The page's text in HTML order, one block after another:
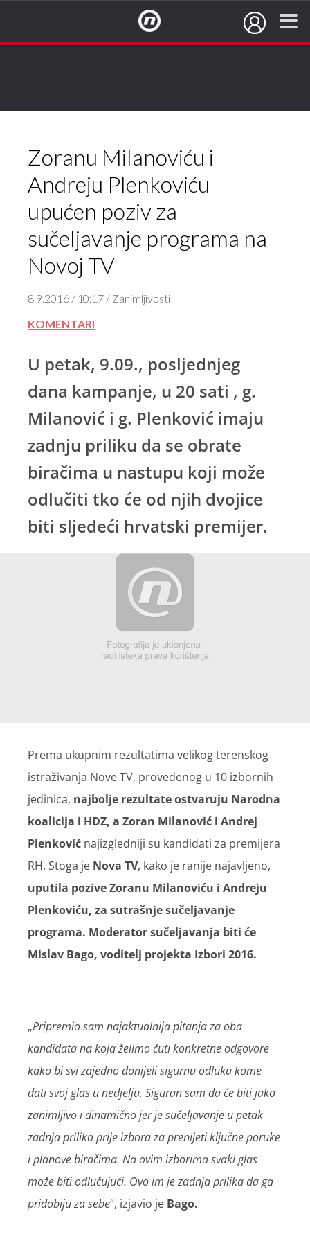
Zoranu Milanoviću i
Andreju Plenkoviću
upućen poziv za
sučeljavanje programa na
Novoj TV
8.9.2016 / 10:17 / Zanimljivosti
KOMENTARI
U petak, 9.09., posljednjeg
dana kampanje, u 20 sati , g.
Milanović i g. Plenković imaju
zadnju priliku da se obrate
biračima u nastupu koji može
odlučiti tko će od njih dvojice
biti sljedeći hrvatski premijer.
Prema ukupnim rezultatima velikog terenskog
istraživanja Nove TV, provedenog u 10 izbornih
jedinica, najbolje rezultate ostvaruju Narodna
koalicija i HDZ, a Zoran Milanović i Andrej
Plenković najizgledniji su kandidati za premijera
RH. Stoga je Nova TV, kako je ranije najavljeno,
uputila pozive Zoranu Milanoviću i Andreju
Plenkoviću, za sutrašnje sučeljavanje
programa. Moderator sučeljavanja biti će
Mislav Bago, voditelj projekta Izbori 2016.
„Pripremio sam najaktualnija pitanja za oba
kandidata na koja želimo čuti konkretne odgovore
kako bi svi zajedno donijeli sigurnu odluku kome
dati svoj glas u nedjelju. Siguran sam da će biti jako
zanimljivo i dinamično jer je sučeljavanje u petak
zadnja prilika prije izbora za prenijeti ključne poruke
i planove biračima. Na ovim izborima svaki glas
može biti odlučujući. Ovo im je zadnja prilika da ga
pridobiju za sebe“, izjavio je Bago.